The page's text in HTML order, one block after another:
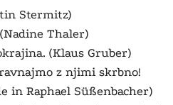
Stermitz)
Thaler)
(Klaus Gruber)
z njimi skrbno!
in Raphael Süßenbacher)